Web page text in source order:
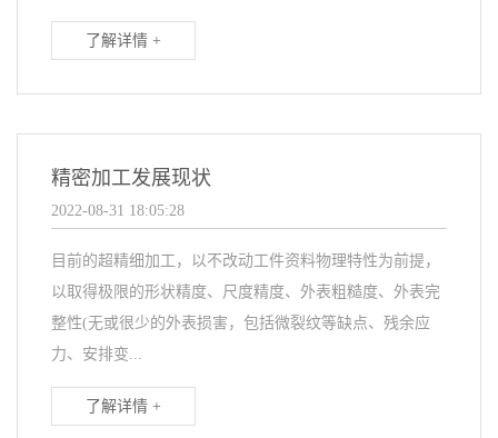
了解详情 +
精密加工发展现状
2022-08-31 18:05:28
目前的超精细加工，以不改动工件资料物理特性为前提，
以取得极限的形状精度、尺度精度、外表粗糙度、外表完
整性(无或很少的外表损害，包括微裂纹等缺点、残余应
力、安排变...
了解详情 +